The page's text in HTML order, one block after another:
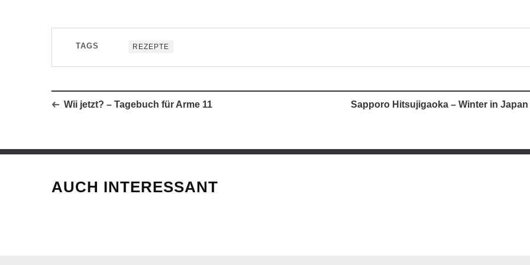
TAGS REZEPTE
Wii jetzt? – Tagebuch für Arme 11 Sapporo Hitsujigaoka – Winter in Japan
AUCH INTERESSANT